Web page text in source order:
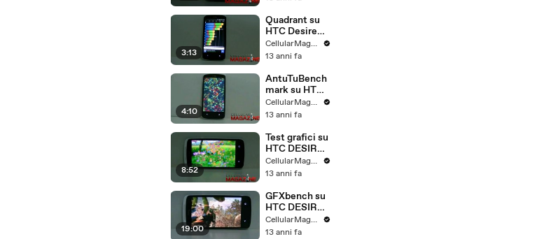
3:13
Quadrant su
HTC Desire
500
CellularMagazine
13 anni fa
4:10
AntuTuBench
mark su HTC
Desire 500CellularMagazine
13 anni fa
8:52
Test grafici su
HTC DESIRE
500
CellularMagazine
13 anni fa
19:00
GFXbench su
HTC DESIRE
500
CellularMagazine
13 anni fa